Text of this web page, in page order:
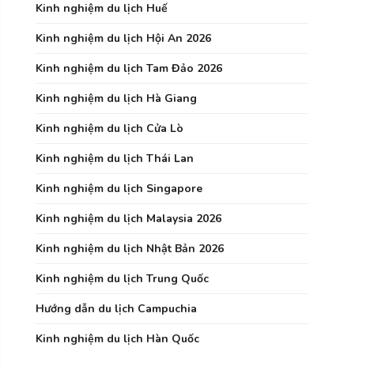
Kinh nghiệm du lịch Huế
Kinh nghiệm du lịch Hội An 2026
Kinh nghiệm du lịch Tam Đảo 2026
Kinh nghiệm du lịch Hà Giang
Kinh nghiệm du lịch Cửa Lò
Kinh nghiệm du lịch Thái Lan
Kinh nghiệm du lịch Singapore
Kinh nghiệm du lịch Malaysia 2026
Kinh nghiệm du lịch Nhật Bản 2026
Kinh nghiệm du lịch Trung Quốc
Hướng dẫn du lịch Campuchia
Kinh nghiệm du lịch Hàn Quốc